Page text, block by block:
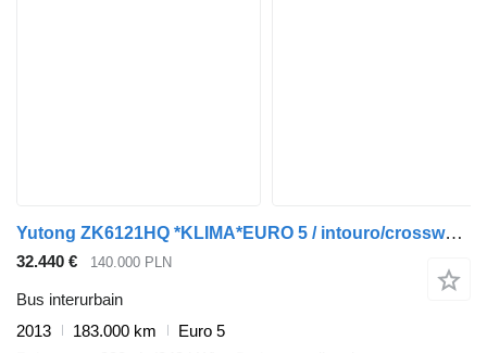
Yutong ZK6121HQ *KLIMA*EURO 5 / intouro/crossway/ul
32.440 € 140.000 PLN
Bus interurbain
2013
183.000 km
Euro 5